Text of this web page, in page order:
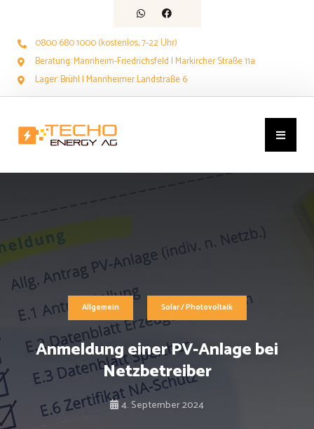
0800 680 1000 (kostenlos, 7-22 Uhr)
Beratung: Mannheim-Friedrichsfeld | Markircher Straße 11a
Lager: Brühl | Mannheimer Landstraße 6
Allgemein Solar / Photovoltaik
Anmeldung einer PV-Anlage bei
Netzbetreiber
4. September 2024